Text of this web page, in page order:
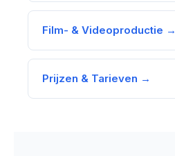
Film- & Videoproductie →
Prijzen & Tarieven →